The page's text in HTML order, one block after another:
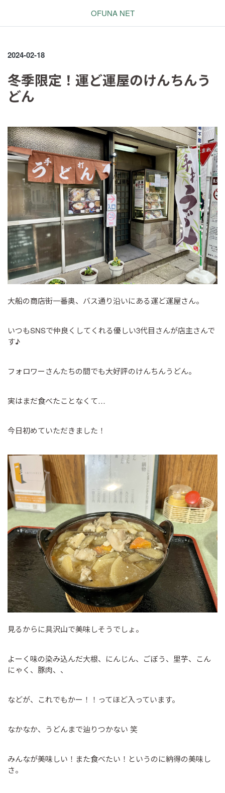
OFUNA NET
2024-02-18
冬季限定！運ど運屋のけんちんう
どん
大船の商店街一番奥、バス通り沿いにある運ど運屋さん。
いつもSNSで仲良くしてくれる優しい3代目さんが店主さんで
す♪
フォロワーさんたちの間でも大好評のけんちんうどん。
実はまだ食べたことなくて…
今日初めていただきました！
見るからに具沢山で美味しそうでしょ。
よーく味の染み込んだ大根、にんじん、ごぼう、里芋、こん
にゃく、豚肉、、
などが、これでもかー！！ってほど入っています。
なかなか、うどんまで辿りつかない 笑
みんなが美味しい！また食べたい！というのに納得の美味し
さ。